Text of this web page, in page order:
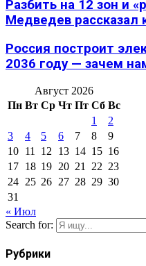
Разбить на 12 зон и
Медведев рассказал
Россия построит
2036 году — зачем
Август 2026
Пн Вт Ср Чт Пт Сб Вс
1
2
3
4 5 6 7 8
9
10 11 12 13 14 15 16
17 18 19 20 21 22 23
24 25 26 27 28 29 30
31
« Июл
Search for:
Рубрики